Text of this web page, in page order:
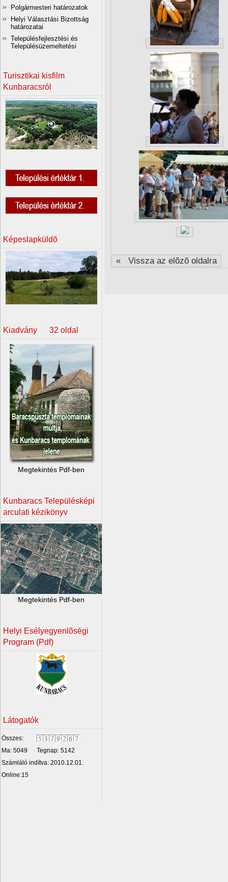
Polgármesteri határozatok
Helyi Választási Bizottság
határozatai
Településfejlesztési és
Településüzemeltetési
Turisztikai kisfilm
Kunbaracsról
Képeslapküldõ
Kiadvány 32 oldal
Megtekintés Pdf-ben
Kunbaracs Településképi
arculati kézikönyv
Megtekintés Pdf-ben
Helyi Esélyegyenlõségi
Program (Pdf)
Látogatók
Összes:
Ma: 5049
Tegnap: 5142
Számláló indítva: 2010.12.01.
Online:15
« Vissza az elõzõ oldalra